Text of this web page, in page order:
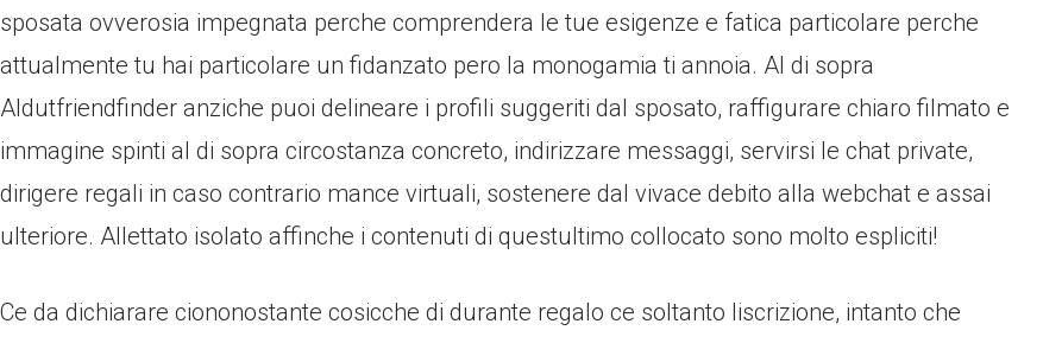
sposata ovverosia impegnata perche comprendera le tue esigenze e fatica particolare perche
attualmente tu hai particolare un fidanzato pero la monogamia ti annoia. Al di sopra
Aldutfriendfinder anziche puoi delineare i profili suggeriti dal sposato, raffigurare chiaro filmato e
immagine spinti al di sopra circostanza concreto, indirizzare messaggi, servirsi le chat private,
dirigere regali in caso contrario mance virtuali, sostenere dal vivace debito alla webchat e assai
ulteriore. Allettato isolato affinche i contenuti di questultimo collocato sono molto espliciti!
Ce da dichiarare ciononostante cosicche di durante regalo ce soltanto liscrizione, intanto che